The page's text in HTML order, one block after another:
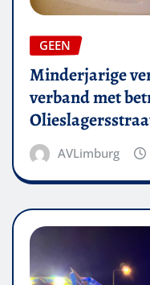
GEEN
Minderjarige
verband met
AVLimburg